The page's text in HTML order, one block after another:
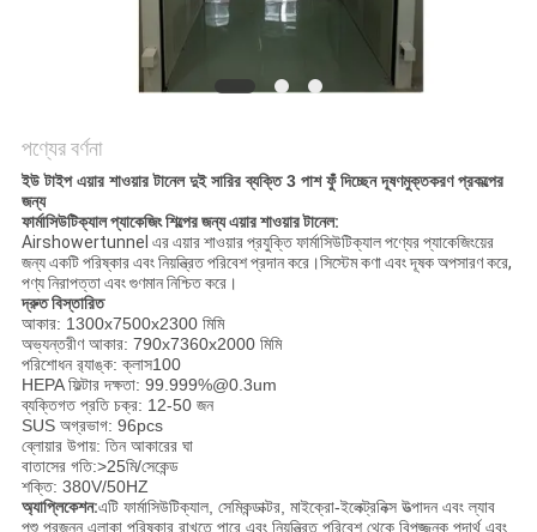
পণ্যের বর্ণনা
ইউ টাইপ এয়ার শাওয়ার টানেল দুই সারির ব্যক্তি 3 পাশ ফুঁ দিচ্ছেন দূষণমুক্তকরণ প্রকল্পের
জন্য
ফার্মাসিউটিক্যাল প্যাকেজিং শিল্পের জন্য এয়ার শাওয়ার টানেল:
Airshowertunnel এর এয়ার শাওয়ার প্রযুক্তি ফার্মাসিউটিক্যাল পণ্যের প্যাকেজিংয়ের
জন্য একটি পরিষ্কার এবং নিয়ন্ত্রিত পরিবেশ প্রদান করে।সিস্টেম কণা এবং দূষক অপসারণ করে,
পণ্য নিরাপত্তা এবং গুণমান নিশ্চিত করে।
দ্রুত বিস্তারিত
আকার: 1300x7500x2300 মিমি
অভ্যন্তরীণ আকার: 790x7360x2000 মিমি
পরিশোধন র‌্যাঙ্ক: ক্লাস100
HEPA ফিল্টার দক্ষতা: 99.999%@0.3um
ব্যক্তিগত প্রতি চক্র: 12-50 জন
SUS অগ্রভাগ: 96pcs
ব্লোয়ার উপায়: তিন আকারের ঘা
বাতাসের গতি:>25মি/সেকেন্ড
শক্তি: 380V/50HZ
অ্যাপ্লিকেশন:এটি ফার্মাসিউটিক্যাল, সেমিকন্ডাক্টর, মাইক্রো-ইলেক্ট্রনিক্স উত্পাদন এবং ল্যাব
পশু প্রজনন এলাকা পরিষ্কার রাখতে পারে এবং নিয়ন্ত্রিত পরিবেশ থেকে বিপজ্জনক পদার্থ এবং